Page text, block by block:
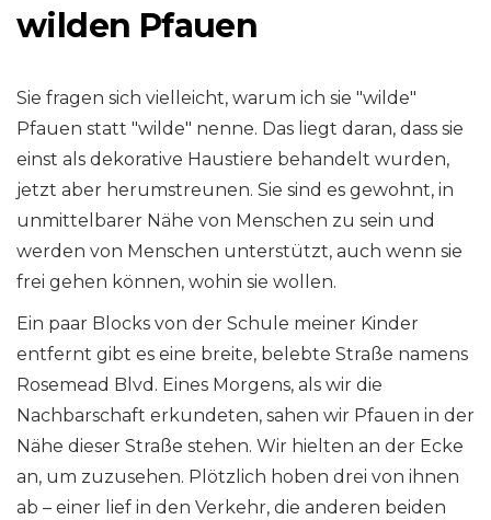
wilden Pfauen
Sie fragen sich vielleicht, warum ich sie "wilde"
Pfauen statt "wilde" nenne. Das liegt daran, dass sie
einst als dekorative Haustiere behandelt wurden,
jetzt aber herumstreunen. Sie sind es gewohnt, in
unmittelbarer Nähe von Menschen zu sein und
werden von Menschen unterstützt, auch wenn sie
frei gehen können, wohin sie wollen.
Ein paar Blocks von der Schule meiner Kinder
entfernt gibt es eine breite, belebte Straße namens
Rosemead Blvd. Eines Morgens, als wir die
Nachbarschaft erkundeten, sahen wir Pfauen in der
Nähe dieser Straße stehen. Wir hielten an der Ecke
an, um zuzusehen. Plötzlich hoben drei von ihnen
ab – einer lief in den Verkehr, die anderen beiden